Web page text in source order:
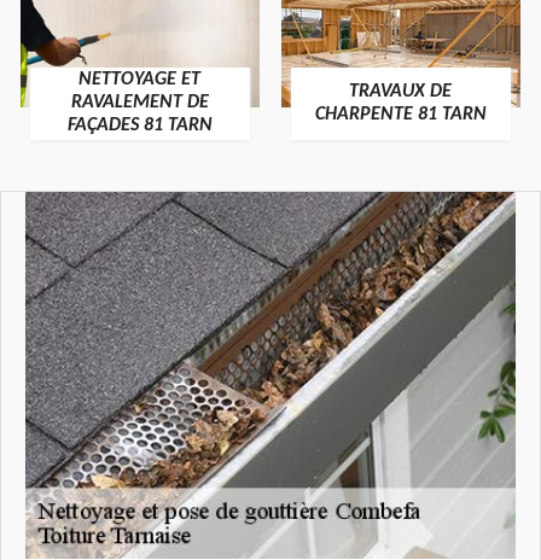
NETTOYAGE ET
RAVALEMENT DE
FAÇADES 81 TARN
TRAVAUX DE
CHARPENTE 81 TARN